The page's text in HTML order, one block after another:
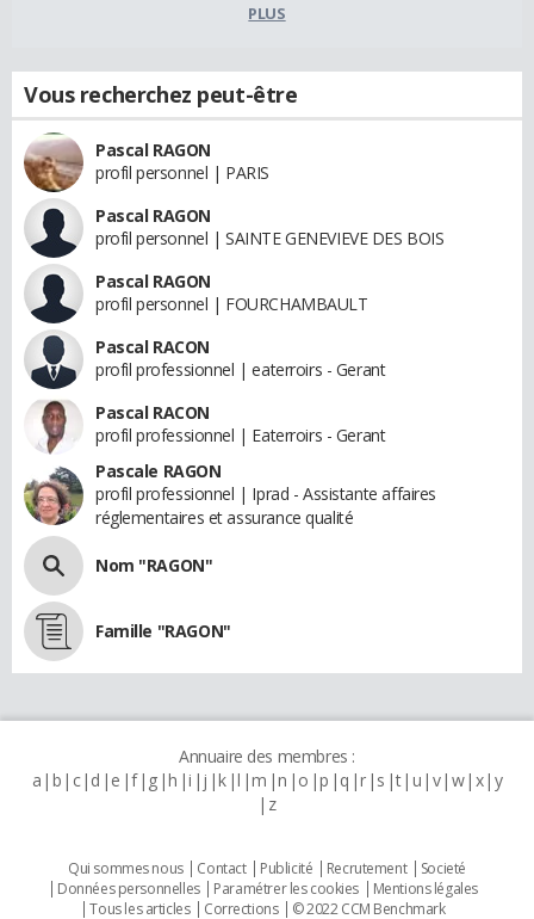
PLUS
Vous recherchez peut-être
Pascal RAGON
profil personnel | PARIS
Pascal RAGON
profil personnel | SAINTE GENEVIEVE DES BOIS
Pascal RAGON
profil personnel | FOURCHAMBAULT
Pascal RACON
profil professionnel | eaterroirs - Gerant
Pascal RACON
profil professionnel | Eaterroirs - Gerant
Pascale RAGON
profil professionnel | Iprad - Assistante affaires
réglementaires et assurance qualité
Nom "RAGON"
Famille "RAGON"
Annuaire des membres :
a b c d e f g h i j k l m n o p q r s t u v w x y
z
Qui sommes nous Contact Publicité Recrutement
Societé
Données personnelles
Paramétrer les cookies
Mentions légales
Tous les articles
Corrections © 2022 CCM Benchmark